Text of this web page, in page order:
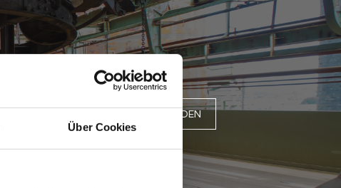
Über Cookies
JETZT ANMELDEN